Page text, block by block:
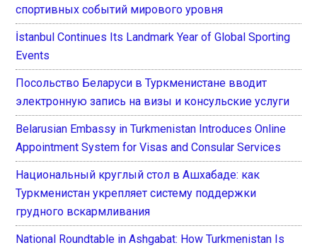
спортивных событий мирового уровня
İstanbul Continues Its Landmark Year of Global Sporting
Events
Посольство Беларуси в Туркменистане вводит
электронную запись на визы и консульские услуги
Belarusian Embassy in Turkmenistan Introduces Online
Appointment System for Visas and Consular Services
Национальный круглый стол в Ашхабаде: как
Туркменистан укрепляет систему поддержки
грудного вскармливания
National Roundtable in Ashgabat: How Turkmenistan Is